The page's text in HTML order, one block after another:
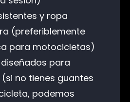
y ropa
(preferiblemente
para motocicletas)
para
no tienes guantes
podemos